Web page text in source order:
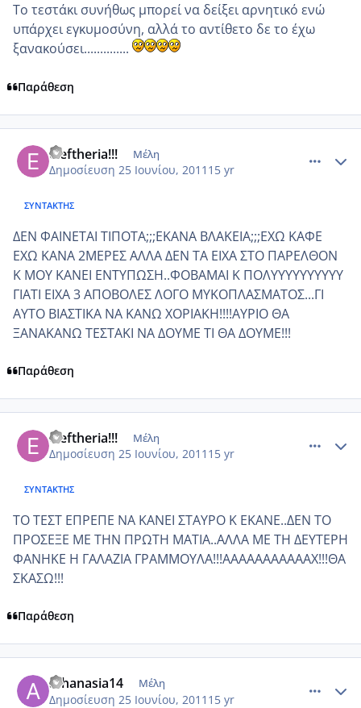
Το τεστάκι συνήθως μπορεί να δείξει αρνητικό ενώ
υπάρχει εγκυμοσύνη, αλλά το αντίθετο δε το έχω
ξανακούσει..............
Παράθεση
eleftheria!!! Μέλη
Δημοσίευση 25 Ιουνίου, 2011 15 yr
ΣΥΝΤΆΚΤΗΣ
ΔΕΝ ΦΑΙΝΕΤΑΙ ΤΙΠΟΤΑ;;;ΕΚΑΝΑ ΒΛΑΚΕΙΑ;;;ΕΧΩ ΚΑΦΕ
ΕΧΩ ΚΑΝΑ 2ΜΕΡΕΣ ΑΛΛΑ ΔΕΝ ΤΑ ΕΙΧΑ ΣΤΟ ΠΑΡΕΛΘΟΝ
Κ ΜΟΥ ΚΑΝΕΙ ΕΝΤΥΠΩΣΗ..ΦΟΒΑΜΑΙ Κ ΠΟΛΥΥΥΥΥΥΥΥΥΥ
ΓΙΑΤΙ ΕΙΧΑ 3 ΑΠΟΒΟΛΕΣ ΛΟΓΟ ΜΥΚΟΠΛΑΣΜΑΤΟΣ...ΓΙ
ΑΥΤΟ ΒΙΑΣΤΙΚΑ ΝΑ ΚΑΝΩ ΧΟΡΙΑΚΗ!!!!ΑΥΡΙΟ ΘΑ
ΞΑΝΑΚΑΝΩ ΤΕΣΤΑΚΙ ΝΑ ΔΟΥΜΕ ΤΙ ΘΑ ΔΟΥΜΕ!!!
Παράθεση
eleftheria!!! Μέλη
Δημοσίευση 25 Ιουνίου, 2011 15 yr
ΣΥΝΤΆΚΤΗΣ
ΤΟ ΤΕΣΤ ΕΠΡΕΠΕ ΝΑ ΚΑΝΕΙ ΣΤΑΥΡΟ Κ ΕΚΑΝΕ..ΔΕΝ ΤΟ
ΠΡΟΣΕΞΕ ΜΕ ΤΗΝ ΠΡΩΤΗ ΜΑΤΙΑ..ΑΛΛΑ ΜΕ ΤΗ ΔΕΥΤΕΡΗ
ΦΑΝΗΚΕ Η ΓΑΛΑΖΙΑ ΓΡΑΜΜΟΥΛΑ!!!ΑΑΑΑΑΑΑΑΑΑΑΧ!!!ΘΑ
ΣΚΑΣΩ!!!
Παράθεση
athanasia14 Μέλη
Δημοσίευση 25 Ιουνίου, 2011 15 yr